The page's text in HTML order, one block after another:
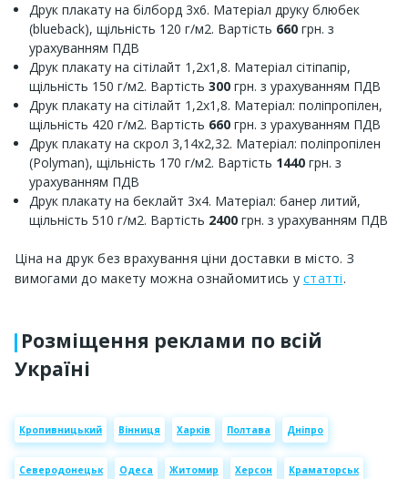
Друк плакату на білборд 3х6. Матеріал друку блюбек
(blueback), щільність 120 г/м2. Вартість 660 грн. з
урахуванням ПДВ
Друк плакату на сітілайт 1,2х1,8. Матеріал сітіпапір,
щільність 150 г/м2. Вартість 300 грн. з урахуванням ПДВ
Друк плакату на сітілайт 1,2х1,8. Матеріал: поліпропілен,
щільність 420 г/м2. Вартість 660 грн. з урахуванням ПДВ
Друк плакату на скрол 3,14х2,32. Матеріал: поліпропілен
(Polyman), щільність 170 г/м2. Вартість 1440 грн. з
урахуванням ПДВ
Друк плакату на беклайт 3х4. Матеріал: банер литий,
щільність 510 г/м2. Вартість 2400 грн. з урахуванням ПДВ
Ціна на друк без врахування ціни доставки в місто. З
вимогами до макету можна ознайомитись у статті.
Розміщення реклами по всій
Україні
Кропивницький Вінниця Харків Полтава Дніпро
Северодонецьк Одеса Житомир Херсон Краматорськ